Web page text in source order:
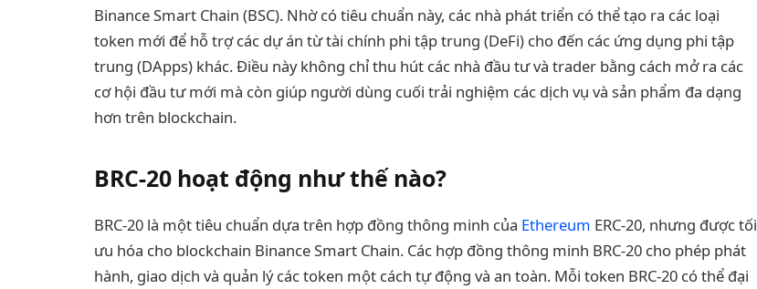
Binance Smart Chain (BSC). Nhờ có tiêu chuẩn này, các nhà phát triển có thể tạo ra các loại
token mới để hỗ trợ các dự án từ tài chính phi tập trung (DeFi) cho đến các ứng dụng phi tập
trung (DApps) khác. Điều này không chỉ thu hút các nhà đầu tư và trader bằng cách mở ra các
cơ hội đầu tư mới mà còn giúp người dùng cuối trải nghiệm các dịch vụ và sản phẩm đa dạng
hơn trên blockchain.
BRC-20 hoạt động như thế nào?
BRC-20 là một tiêu chuẩn dựa trên hợp đồng thông minh của Ethereum ERC-20, nhưng được tối
ưu hóa cho blockchain Binance Smart Chain. Các hợp đồng thông minh BRC-20 cho phép phát
hành, giao dịch và quản lý các token một cách tự động và an toàn. Mỗi token BRC-20 có thể đại